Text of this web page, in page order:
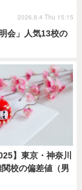
会」人気13校の
2026.6.4 Thu 15:15
】東京・神奈川
校の偏差値（男